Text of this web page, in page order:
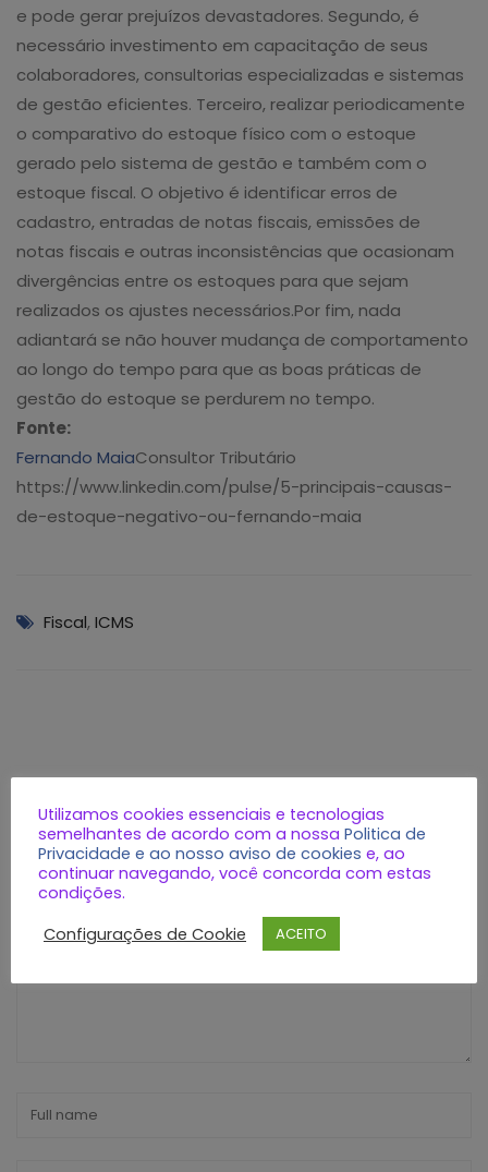
e pode gerar prejuízos devastadores. Segundo, é
necessário investimento em capacitação de seus
colaboradores, consultorias especializadas e sistemas
de gestão eficientes. Terceiro, realizar periodicamente
o comparativo do estoque físico com o estoque
gerado pelo sistema de gestão e também com o
estoque fiscal. O objetivo é identificar erros de
cadastro, entradas de notas fiscais, emissões de
notas fiscais e outras inconsistências que ocasionam
divergências entre os estoques para que sejam
realizados os ajustes necessários.Por fim, nada
adiantará se não houver mudança de comportamento
ao longo do tempo para que as boas práticas de
gestão do estoque se perdurem no tempo.
Fonte:
Fernando MaiaConsultor Tributário
https://www.linkedin.com/pulse/5-principais-causas-
de-estoque-negativo-ou-fernando-maia
Fiscal,ICMS
Deixe Um Comentário
Utilizamos cookies essenciais e tecnologias
semelhantes de acordo com a nossa Politica de
Privacidade e ao nosso aviso de cookies e, ao
continuar navegando, você concorda com estas
condições.
Configurações de Cookie
ACEITO